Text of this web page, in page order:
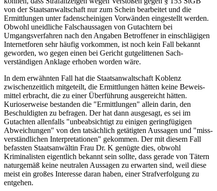
von der Staats­anwaltschaft nur zum Schein bearbeitet und die
Ermittlungen unter faden­scheinigen Vorwänden eingestellt werden.
Obwohl uneidliche Falsch­aussagen von Gutachtern bei
Umgangsverfahren nach den Angaben Betroffener in einschlägigen
Internet­foren sehr häufig vorkommen, ist noch kein Fall bekannt
geworden, wo gegen einen bei Gericht gut­gelittenen Sach­
verständigen Anklage erhoben worden wäre.
In dem erwähnten Fall hat die Staatsanwaltschaft Koblenz
zwischenzeitlich mitgeteilt, die Ermittlungen hätten keine Beweis­
mittel erbracht, die zu einer Überführung ausgereicht hätten.
Kurioserweise bestanden die "Ermittlungen" allein darin, den
Beschuldigten zu befragen. Der hat dann ausgesagt, es sei im
Gutachten allenfalls "unbeabsichtigt zu einigen gering­fügigen
Abweichungen" von den tatsächlich getätigten Aussagen und "miss­
verständlichen Inter­pretationen" gekommen. Der mit diesem Fall
befassten Staatsanwältin Frau Dr. K genügte dies, obwohl
Kriminalisten eigentlich bekannt sein sollte, dass gerade von Tätern
naturgemäß keine neutralen Aussagen zu erwarten sind, weil diese
meist ein großes Interesse daran haben, einer Straf­verfolgung zu
entgehen.